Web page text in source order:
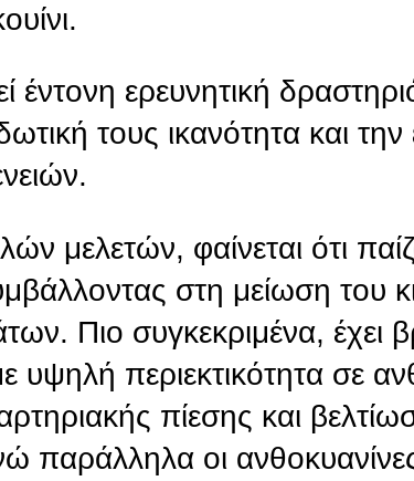
έντονη ερευνητική
τους ικανότητα και
μελετών, φαίνεται ότι
στη μείωση του
Πιο συγκεκριμένα, έχει
περιεκτικότητα σε
πίεσης και
παράλληλα οι